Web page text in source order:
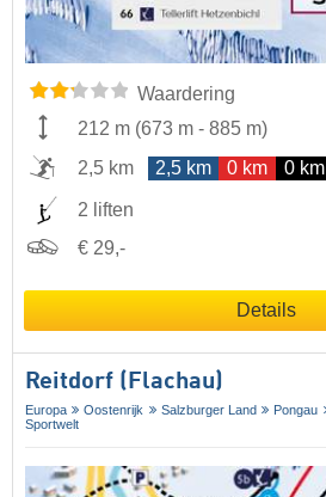
Waardering
212 m (673 m - 885 m)
2,5 km
2,5 km 0 km 0 km
2 liften
€ 29,-
Details
Reitdorf (Flachau)
Europa Oostenrijk Salzburger Land Pongau
Sportwelt